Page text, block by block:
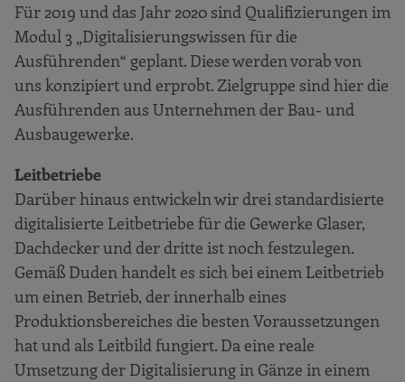
Für 2019 und das Jahr 2020 sind Qualifizierungen im
Modul 3 „Digitalisierungswissen für die
Ausführenden“ geplant. Diese werden vorab von
uns konzipiert und erprobt. Zielgruppe sind hier die
Ausführenden aus Unternehmen der Bau- und
Ausbaugewerke.
Leitbetriebe
Darüber hinaus entwickeln wir drei standardisierte
digitalisierte Leitbetriebe für die Gewerke Glaser,
Dachdecker und der dritte ist noch festzulegen.
Gemäß Duden handelt es sich bei einem Leitbetrieb
um einen Betrieb, der innerhalb eines
Produktionsbereiches die besten Voraussetzungen
hat und als Leitbild fungiert. Da eine reale
Umsetzung der Digitalisierung in Gänze in einem